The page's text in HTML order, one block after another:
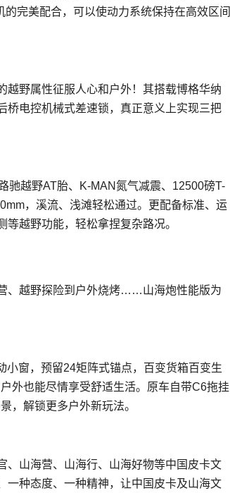
完美配合，可以使动力系统保持在高效区间
越野属性征服人心和户外！其搭载博格华纳
桥电控机械式差速锁，真正意义上实现三把
驰越野AT胎、K-MAN氮气减震、12500磅T-
，溪流、浅滩轻松通过。更配备标准、运
越野功能，轻松拿捏复杂路况。
、越野探险到户外烧烤……山海炮性能版为
窗，预留24矩阵式锚点，百变货箱百变生
外也能尽情享受舒适生活。原车自带C6拖挂
，解锁更多户外新玩法。
、山海营、山海行、山海好物等中国皮卡文
一种态度、一种精神，让中国皮卡及山海文